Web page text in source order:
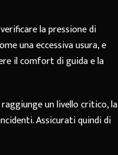
la pressione di
una eccessiva usura, e
il comfort di guida e la
un livello critico, la
Assicurati quindi di